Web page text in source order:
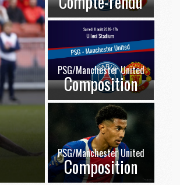
PSG/Manchester United
Composition
PSG/Manchester United
Composition